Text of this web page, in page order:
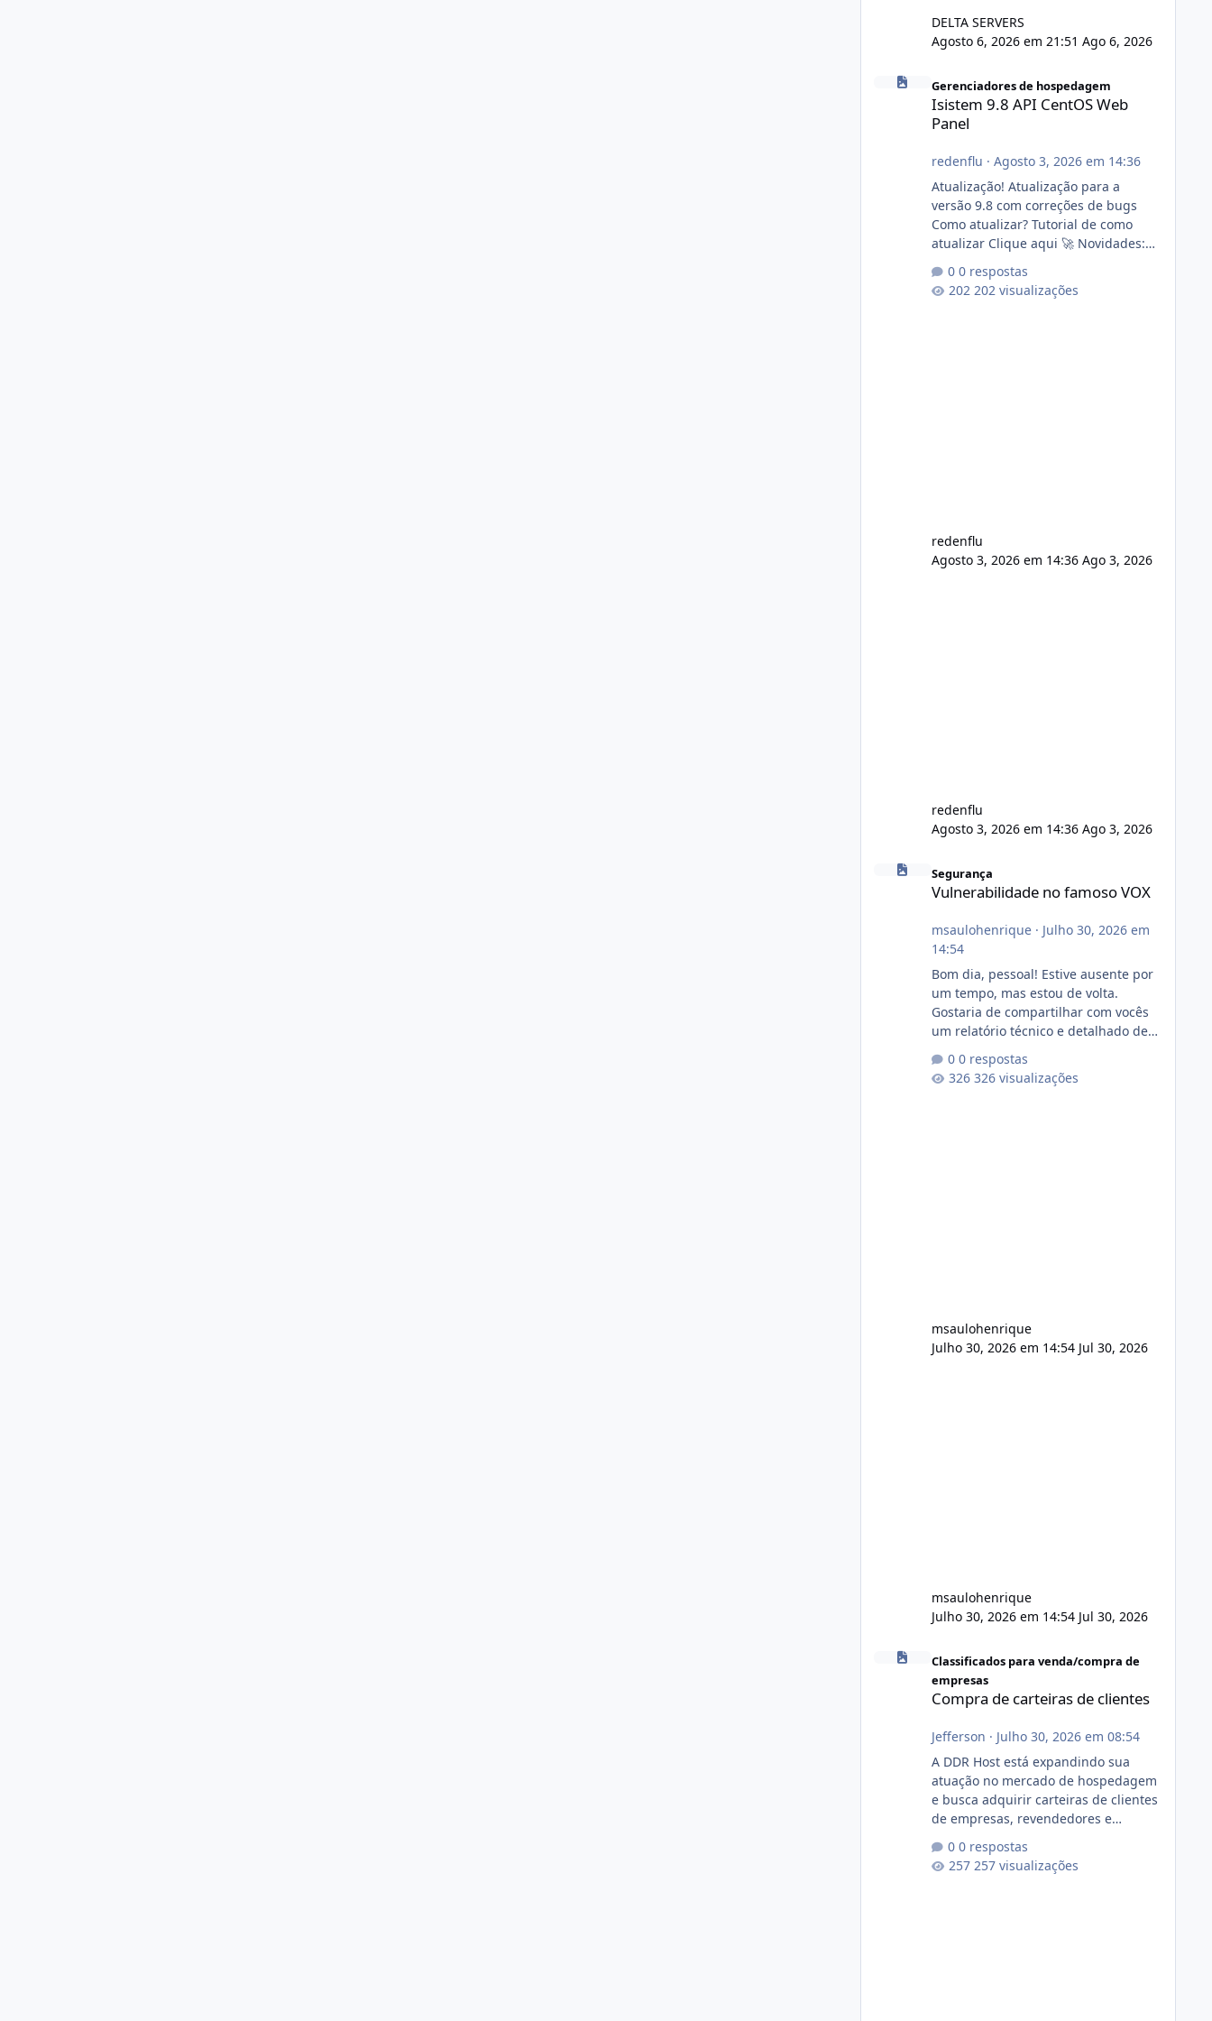
DELTA SERVERS
Agosto 6, 2026 em 21:51 Ago 6, 2026
Isistem 9.8 API CentOS Web Panel
Gerenciadores de hospedagem
Isistem 9.8 API CentOS Web
Panel
redenflu · Agosto 3, 2026 em 14:36
Atualização! Atualização para a
versão 9.8 com correções de bugs
Como atualizar? Tutorial de como
atualizar Clique aqui 🚀 Novidades:
publico para consulta de sub.dominio
autorizado a usasr o isistem:
0 respostas
202 visualizações
redenflu
Agosto 3, 2026 em 14:36 Ago 3, 2026
redenflu
Agosto 3, 2026 em 14:36 Ago 3, 2026
Vulnerabilidade no famoso VOX
Segurança
Vulnerabilidade no famoso VOX
msaulohenrique· Julho 30, 2026 em
14:54
Bom dia, pessoal! Estive ausente por
um tempo, mas estou de volta.
Gostaria de compartilhar com vocês
um relatório técnico e detalhado de
conformidade referente
ao VOXPANEL (versão atualmente em
0 respostas
326 visualizações
msaulohenrique
Julho 30, 2026 em 14:54 Jul 30, 2026
msaulohenrique
Julho 30, 2026 em 14:54 Jul 30, 2026
Compra de carteiras de clientes
Classificados para venda/compra de
empresas
Compra de carteiras de clientes
Jefferson · Julho 30, 2026 em 08:54
A DDR Host está expandindo sua
atuação no mercado de hospedagem
e busca adquirir carteiras de clientes
de empresas, revendedores e
suas atividades ou reduzir sua
operação. Se você possui clientes
0 respostas
257 visualizações